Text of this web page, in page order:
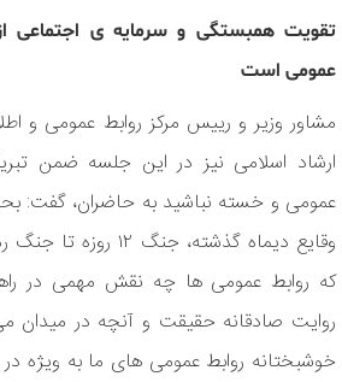
تقویت همبستگی و سرمایه ی اجتماعی
عمومی است
مشاور وزیر و رییس مرکز روابط عمومی و
ارشاد اسلامی نیز در این جلسه ضمن
عمومی و خسته نباشید به حاضران، گفت:
وقایع دیماه گذشته،
که روابط عمومی ها چه نقش مهمی در
روایت صادقانه حقیقت و آنچه در میدان
خوشبختانه روابط عمومی های ما به ویژه